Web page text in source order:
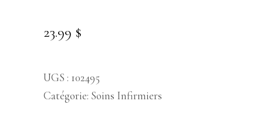
23.99 $
UGS : 102495
Catégorie: Soins Infirmiers